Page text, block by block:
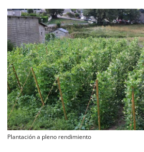
Plantación a pleno rendimiento